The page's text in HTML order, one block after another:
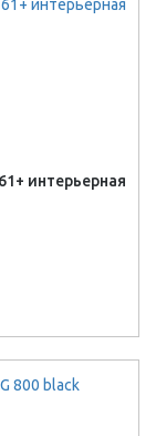
интерьерная